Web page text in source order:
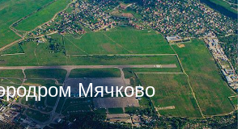
Мячково